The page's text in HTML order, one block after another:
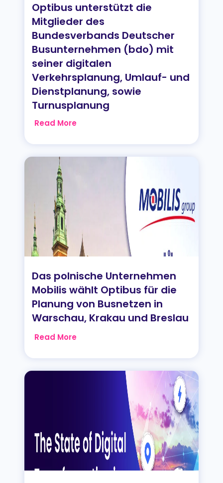
Optibus unterstützt die
Mitglieder des
Bundesverbands Deutscher
Busunternehmen (bdo) mit
seiner digitalen
Verkehrsplanung, Umlauf- und
Dienstplanung, sowie
Turnusplanung
Read More
Das polnische Unternehmen
Mobilis wählt Optibus für die
Planung von Busnetzen in
Warschau, Krakau und Breslau
Read More